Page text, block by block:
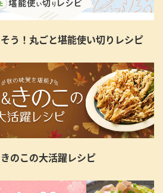
Fibee
すすめレシピ
カンミュージアム）
切にしていること
健康への取り組み
探す
う！丸ごと堪能使い切りレシピ
のこの大活躍レシピ